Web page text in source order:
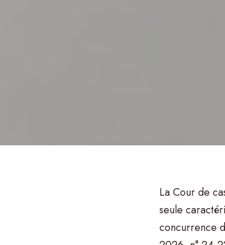
La Cour de
seule
concurrence